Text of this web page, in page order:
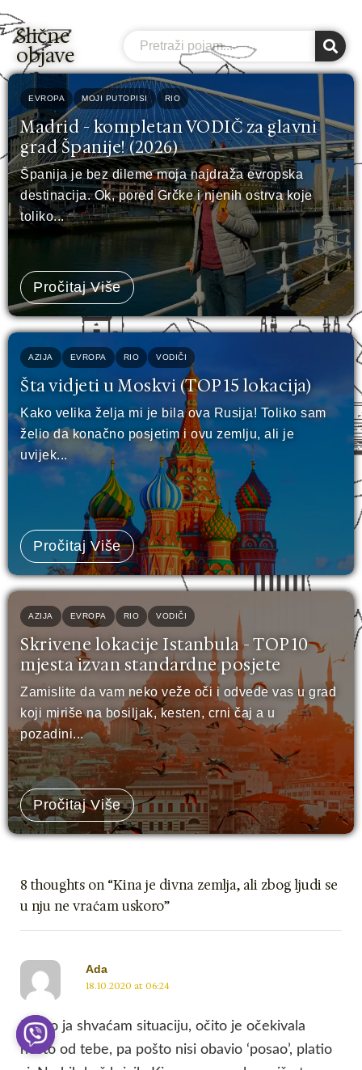
Slične
objave
Search
EVROPA MOJI PUTOPISI RIO
Madrid - kompletan VODIČ za glavni
grad Španije! (2026)
Španija je bez dileme moja najdraža evropska
destinacija. Ok, pored Grčke i njenih ostrva koje
toliko...
Pročitaj Više
AZIJA EVROPA RIO VODIČI
Šta vidjeti u Moskvi (TOP 15 lokacija)
Kako velika želja mi je bila ova Rusija! Toliko sam
želio da konačno posjetim i ovu zemlju, ali je
uvijek...
Pročitaj Više
AZIJA EVROPA RIO VODIČI
Skrivene lokacije Istanbula - TOP 10
mjesta izvan standardne posjete
Zamislite da vam neko veže oči i odvede vas u grad
koji miriše na bosiljak, kesten, crni čaj a u
pozadini...
Pročitaj Više
8 thoughts on “Kina je divna zemlja, ali zbog ljudi se
u nju ne vraćam uskoro”
Ada
18.10.2020 at 06:24
Koliko ja shvaćam situaciju, očito je očekivala
nešto od tebe, pa pošto nisi obavio ‘posao’, platio